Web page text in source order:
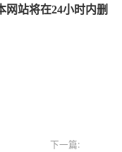
网站将在24小时内删
下一篇: